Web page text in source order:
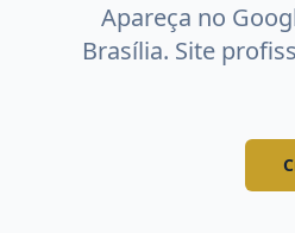
Apareça no
Brasília. Site